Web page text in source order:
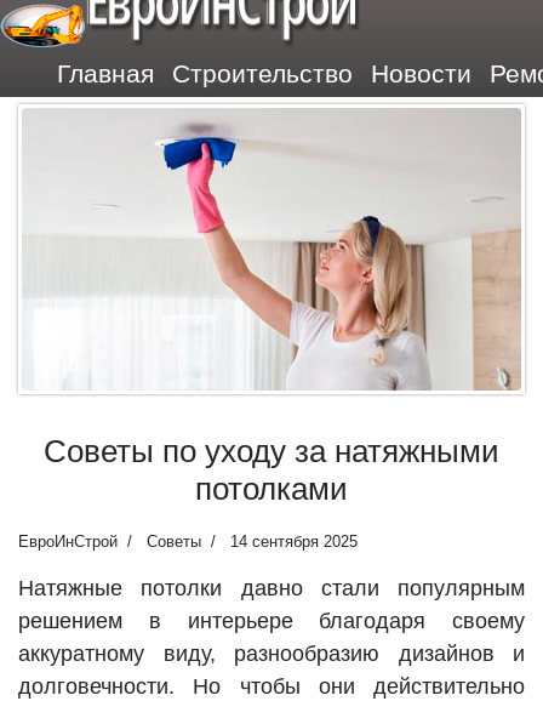
Главная Строительство Новости
Советы по уходу за натяжными
потолками
ЕвроИнСтрой Советы 14 сентября 2025
Натяжные потолки давно стали популярным
решением в интерьере благодаря своему
аккуратному виду, разнообразию дизайнов и
долговечности. Но чтобы они действительно